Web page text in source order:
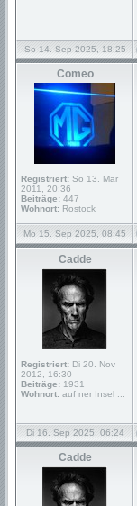
So 14. Sep 2025, 18:25
Comeo
Registriert: So 13. Mär
2011, 20:36
Beiträge: 447
Wohnort: Rostock
Mo 15. Sep 2025, 08:45
Cadde
Registriert: Di 20. Nov
2012, 16:30
Beiträge: 1931
Wohnort: auf ner Insel ...
Di 16. Sep 2025, 06:24
Cadde